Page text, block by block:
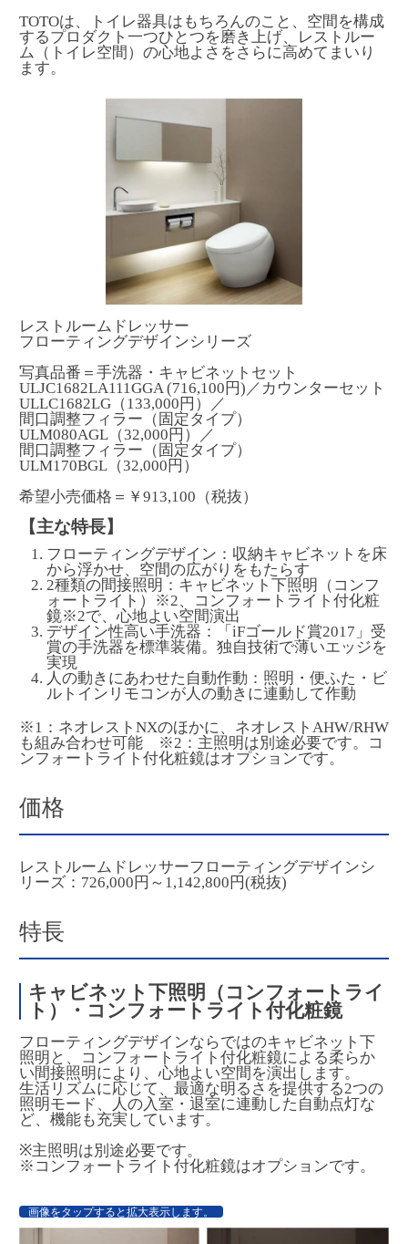
TOTOは、トイレ器具はもちろんのこと、空間を構成
するプロダクト一つひとつを磨き上げ、レストルー
ム（トイレ空間）の心地よさをさらに高めてまいり
ます。
レストルームドレッサー
フローティングデザインシリーズ
写真品番＝手洗器・キャビネットセット
ULJC1682LA111GGA (716,100円)／カウンターセット
ULLC1682LG（133,000円）／
間口調整フィラー（固定タイプ）
ULM080AGL（32,000円）／
間口調整フィラー（固定タイプ）
ULM170BGL（32,000円）
希望小売価格＝￥913,100（税抜）
【主な特長】
フローティングデザイン：収納キャビネットを床
から浮かせ、空間の広がりをもたらす
2種類の間接照明：キャビネット下照明（コンフ
ォートライト）※2、コンフォートライト付化粧
鏡※2で、心地よい空間演出
デザイン性高い手洗器：「iFゴールド賞2017」受
賞の手洗器を標準装備。独自技術で薄いエッジを
実現
人の動きにあわせた自動作動：照明・便ふた・ビ
ルトインリモコンが人の動きに連動して作動
※1：ネオレストNXのほかに、ネオレストAHW/RHW
も組み合わせ可能 ※2：主照明は別途必要です。コ
ンフォートライト付化粧鏡はオプションです。
価格
レストルームドレッサーフローティングデザインシ
リーズ： 726,000円～1,142,800円(税抜)
特長
キャビネット下照明（コンフォートライ
ト）・コンフォートライト付化粧鏡
フローティングデザインならではのキャビネット下
照明と、コンフォートライト付化粧鏡による柔らか
い間接照明により、心地よい空間を演出します。
生活リズムに応じて、最適な明るさを提供する2つの
照明モード、人の入室・退室に連動した自動点灯な
ど、機能も充実しています。
※主照明は別途必要です。
※コンフォートライト付化粧鏡はオプションです。
画像をタップすると拡大表示します。